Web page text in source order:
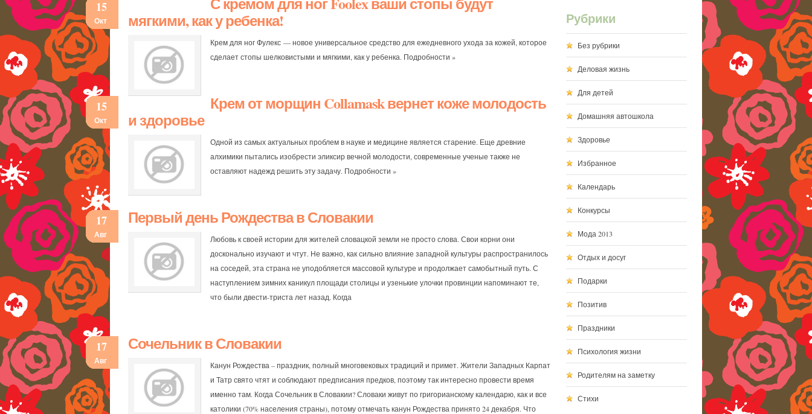
15
Окт
мягкими, как у ребенка!
Крем для ног Фулекс — новое универсальное средство для ежедневного ухода за кожей, которое
сделает стопы шелковистыми и мягкими, как у ребенка. Подробности »
15
Окт
Крем от морщин Collamask вернет коже молодость
и здоровье
Одной из самых актуальных проблем в науке и медицине является старение. Еще древние
алхимики пытались изобрести эликсир вечной молодости, современные ученые также не
оставляют надежд решить эту задачу. Подробности »
17
Авг
Первый день Рождества в Словакии
Любовь к своей истории для жителей словацкой земли не просто слова. Свои корни они
досконально изучают и чтут. Не важно, как сильно влияние западной культуры распространилось
на соседей, эта страна не уподобляется массовой культуре и продолжает самобытный путь. С
наступлением зимних каникул площади столицы и узенькие улочки провинции напоминают те,
что были двести-триста лет назад. Когда
17
Авг
Сочельник в Словакии
Канун Рождества – праздник, полный многовековых традиций и примет. Жители Западных Карпат
и Татр свято чтят и соблюдают предписания предков, поэтому так интересно провести время
именно там. Когда Сочельник в Словакии? Словаки живут по григорианскому календарю, как и все
католики (70% населения страны), потому отмечать канун Рождества принято 24 декабря. Что
Рубрики
Без рубрики
Деловая жизнь
Для детей
Домашняя автошкола
Здоровье
Избранное
Календарь
Конкурсы
Мода 2013
Отдых и досуг
Подарки
Позитив
Праздники
Психология жизни
Родителям на заметку
Стихи